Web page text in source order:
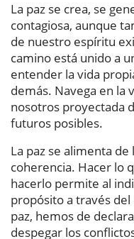
La paz se crea, se
contagiosa, aunque
de nuestro espíritu
camino está unido a
entender la vida
demás. Navega en la
nosotros proyectada
futuros posibles.
La paz se alimenta
coherencia. Hacer lo
hacerlo permite al
propósito a través
paz, hemos de
despegar los